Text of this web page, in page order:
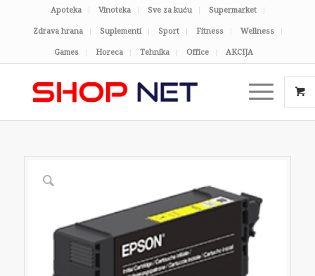
Apoteka Vinoteka Sve za kuću Supermarket
Zdrava hrana Suplementi Sport Fitness Wellness
Games Horeca Tehnika Office AKCIJA